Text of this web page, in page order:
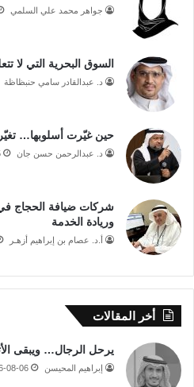
جواهر محمد علي السلمي
السوق البحرية التي لا
د. عبدالقادر سامي حنبظاظة
حين غيّرت أسلوبها…
د. عبدالرحمن حسن جان
شركات ضيافة الحجاج في
وريادة الخدمة
أ.د. عصام بن إبراهيم أزهـر
أخر المقالات
يرحل الرجال… ويبقى
إبراهيم المحيسن 08-06